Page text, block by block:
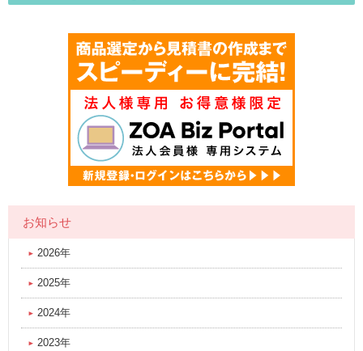
お知らせ
2026年
2025年
2024年
2023年